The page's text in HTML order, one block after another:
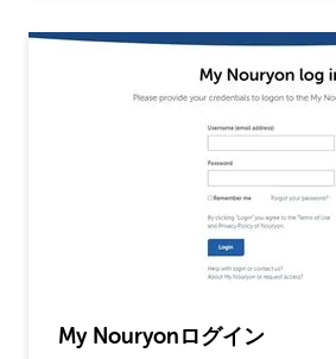
My Nouryonログイン